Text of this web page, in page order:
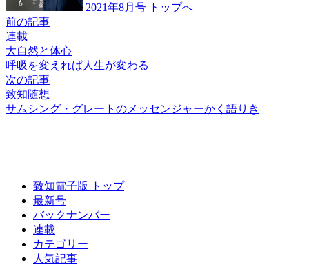
2021年8月号 トップへ
前の記事
連載
大自然と体心
呼吸を変えれば人生が変わる
次の記事
致知随想
サムシング・グレートの メッセンジャーかく語りき
致知電子版 トップ
最新号
バックナンバー
連載
カテゴリー
人気記事